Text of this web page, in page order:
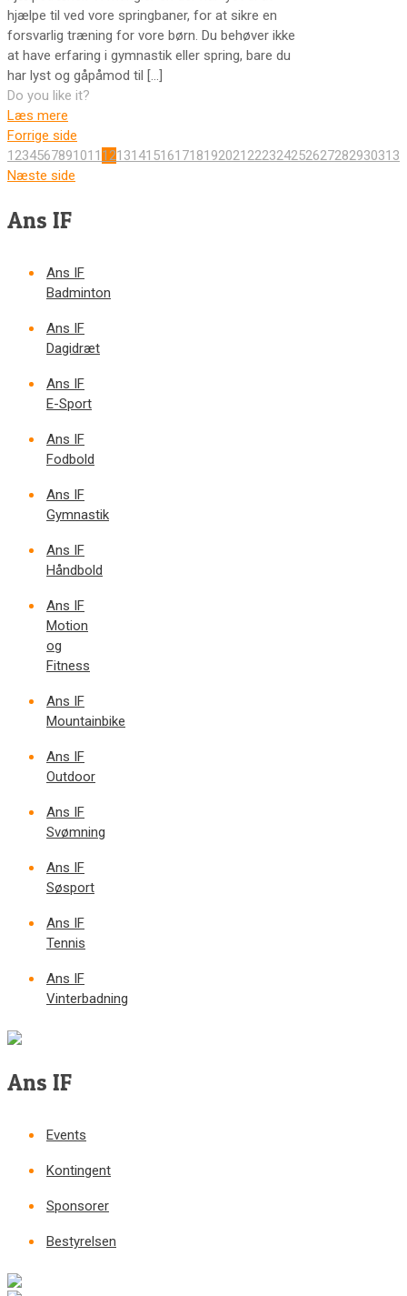
hjælpe til ved vore springbaner, for at sikre en
forsvarlig træning for vore børn. Du behøver ikke
at have erfaring i gymnastik eller spring, bare du
har lyst og gåpåmod til
[…]
Do you like it?
Læs mere
Forrige side
1 234567891011 12131415161718192021 22232425262728293031 32
Næste side
Ans IF
Ans IF
Badminton
Ans IF
Dagidræt
Ans IF
E-Sport
Ans IF
Fodbold
Ans IF
Gymnastik
Ans IF
Håndbold
Ans IF
Motion
og
Fitness
Ans IF
Mountainbike
Ans IF
Outdoor
Ans IF
Svømning
Ans IF
Søsport
Ans IF
Tennis
Ans IF
Vinterbadning
Ans IF
Events
Kontingent
Sponsorer
Bestyrelsen